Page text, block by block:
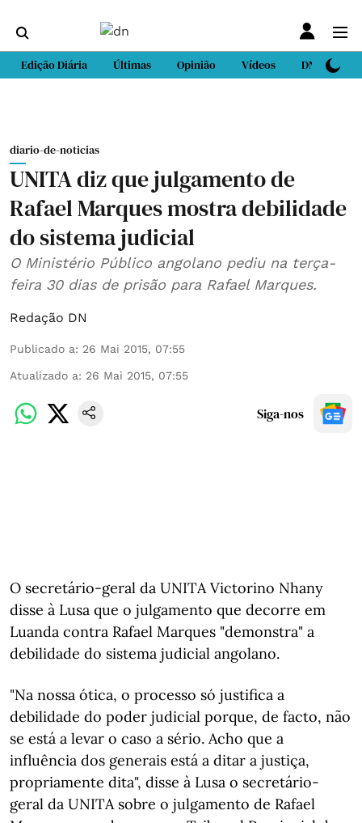
Edição Diária Últimas Opinião Vídeos DN Sport
diario-de-noticias
UNITA diz que julgamento de
Rafael Marques mostra debilidade
do sistema judicial
O Ministério Público angolano pediu na terça-
feira 30 dias de prisão para Rafael Marques.
Redação DN
Publicado a: 26 Mai 2015, 07:55
Atualizado a: 26 Mai 2015, 07:55
Siga-nos
O secretário-geral da UNITA Victorino Nhany
disse à Lusa que o julgamento que decorre em
Luanda contra Rafael Marques "demonstra" a
debilidade do sistema judicial angolano.
"Na nossa ótica, o processo só justifica a
debilidade do poder judicial porque, de facto, não
se está a levar o caso a sério. Acho que a
influência dos generais está a ditar a justiça,
propriamente dita", disse à Lusa o secretário-
geral da UNITA sobre o julgamento de Rafael